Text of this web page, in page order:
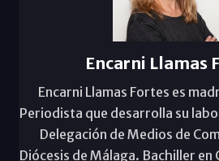
Encarni Llamas
Encarni Llamas Fortes es
Periodista que desarrolla su
Delegación de Medios de
Diócesis de Málaga. Bachiller en